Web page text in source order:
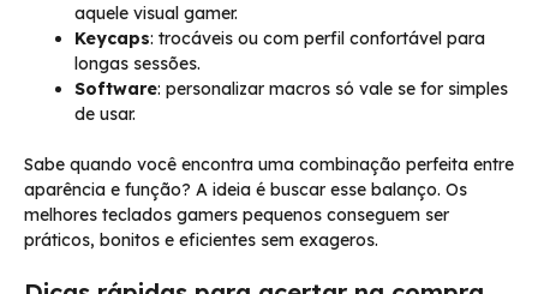
aquele visual gamer.
Keycaps: trocáveis ou com perfil confortável para
longas sessões.
Software: personalizar macros só vale se for simples
de usar.
Sabe quando você encontra uma combinação perfeita entre
aparência e função? A ideia é buscar esse balanço. Os
melhores teclados gamers pequenos conseguem ser
práticos, bonitos e eficientes sem exageros.